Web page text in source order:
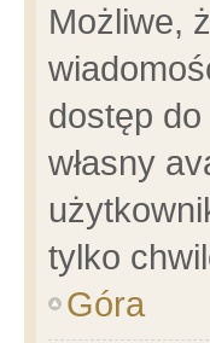
Możliwe,
dostęp
własny
tylko
Góra